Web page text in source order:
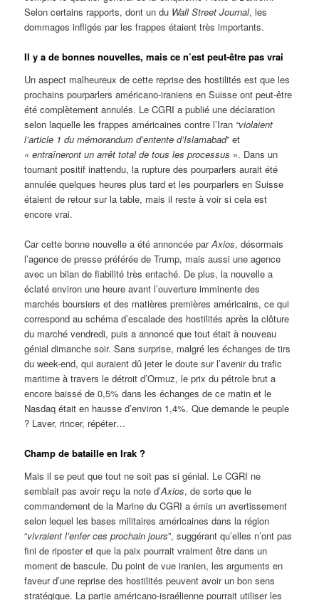
Selon certains rapports, dont un du Wall Street Journal, les
dommages infligés par les frappes étaient très importants.
Il y a de bonnes nouvelles, mais ce n’est peut-être pas vrai
Un aspect malheureux de cette reprise des hostilités est que les
prochains pourparlers américano-iraniens en Suisse ont peut-être
été complètement annulés. Le CGRI a publié une déclaration
selon laquelle les frappes américaines contre l’Iran “violaient
l’article 1 du mémorandum d’entente d’Islamabad” et
«entraîneront un arrêt total de tous les processus ». Dans un
tournant positif inattendu, la rupture des pourparlers aurait été
annulée quelques heures plus tard et les pourparlers en Suisse
étaient de retour sur la table, mais il reste à voir si cela est
encore vrai.
Car cette bonne nouvelle a été annoncée parAxios, désormais
l’agence de presse préférée de Trump, mais aussi une agence
avec un bilan de fiabilité très entaché. De plus, la nouvelle a
éclaté environ une heure avant l’ouverture imminente des
marchés boursiers et des matières premières américains, ce qui
correspond au schéma d’escalade des hostilités après la clôture
du marché vendredi, puis a annoncé que tout était à nouveau
génial dimanche soir. Sans surprise, malgré les échanges de tirs
du week-end, qui auraient dû jeter le doute sur l’avenir du trafic
maritime à travers le détroit d’Ormuz, le prix du pétrole brut a
encore baissé de 0,5% dans les échanges de ce matin et le
Nasdaq était en hausse d’environ 1,4%. Que demande le peuple
? Laver, rincer, répéter…
Champ de bataille en Irak ?
Mais il se peut que tout ne soit pas si génial. Le CGRI ne
semblait pas avoir reçu la note d’Axios, de sorte que le
commandement de la Marine du CGRI a émis un avertissement
selon lequel les bases militaires américaines dans la région
“vivraient l’enfer ces prochain jours”, suggérant qu’elles n’ont pas
fini de riposter et que la paix pourrait vraiment être dans un
moment de bascule. Du point de vue iranien, les arguments en
faveur d’une reprise des hostilités peuvent avoir un bon sens
stratégique. La partie américano-israélienne pourrait utiliser les